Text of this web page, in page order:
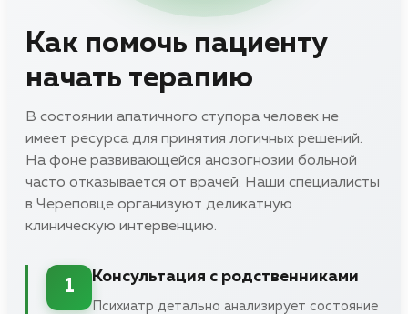
Как помочь пациенту
начать терапию
В состоянии апатичного ступора человек не
имеет ресурса для принятия логичных решений.
На фоне развивающейся анозогнозии больной
часто отказывается от врачей. Наши специалисты
в Череповце организуют деликатную
клиническую интервенцию.
1
Консультация с родственниками
Психиатр детально анализирует состояние